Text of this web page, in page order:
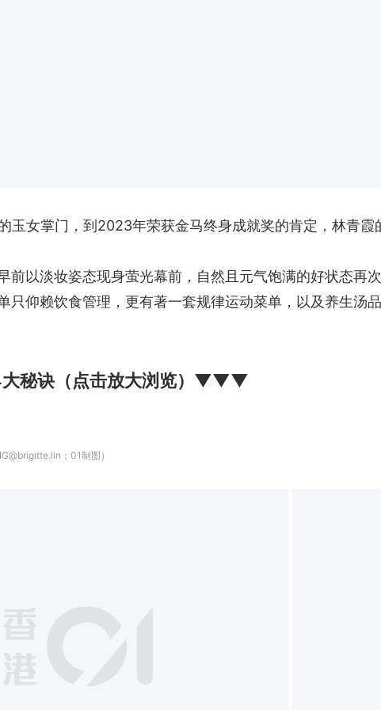
玉女掌门，到2023年荣获金马终身成就奖的肯定，林青霞
前以淡妆姿态现身萤光幕前，自然且元气饱满的好状态再
只仰赖饮食管理，更有著一套规律运动菜单，以及养生汤
大秘诀（点击放大浏览）▼▼▼
；01制图）